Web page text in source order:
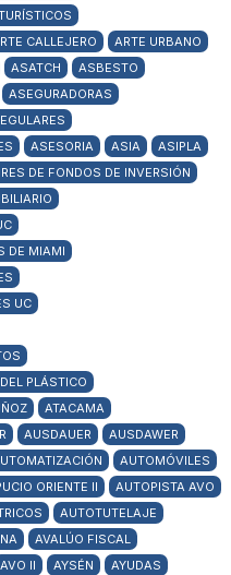
CALLEJERO
ARTE URBANO
ASATCH
ASBESTO
ASEGURADORAS
ASESORIA ASIA
ASIPLA
DE FONDOS DE INVERSIÓN
DE MIAMI
UC
PLÁSTICO
ATACAMA
AUSDAUER
AUSDAWER
AUTOMÓVILES
ORIENTE II
AUTOPISTA AVO
AUTOTUTELAJE
AVALÚO FISCAL
AVO II AYSÉN
AYUDAS